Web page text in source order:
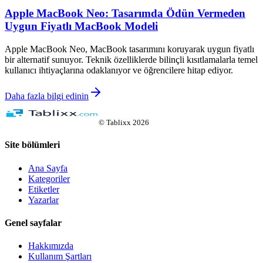
Apple MacBook Neo: Tasarımda Ödün Vermeden
Uygun Fiyatlı MacBook Modeli
Apple MacBook Neo, MacBook tasarımını koruyarak uygun fiyatlı
bir alternatif sunuyor. Teknik özelliklerde bilinçli kısıtlamalarla temel
kullanıcı ihtiyaçlarına odaklanıyor ve öğrencilere hitap ediyor.
Daha fazla bilgi edinin
© Tablixx 2026
Site bölümleri
Ana Sayfa
Kategoriler
Etiketler
Yazarlar
Genel sayfalar
Hakkımızda
Kullanım Şartları